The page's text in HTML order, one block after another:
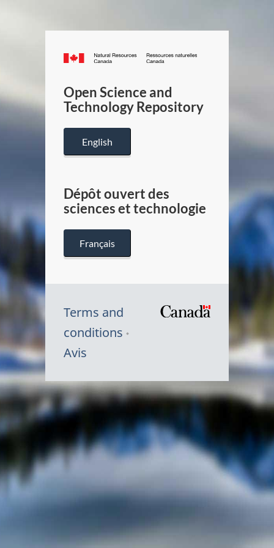
Canada.ca
/
Canada
Open Science and
Technology Repository
English
Dépôt ouvert des
sciences et technologie
Français
Terms and
conditions
Avis
Symbole
du
Canada